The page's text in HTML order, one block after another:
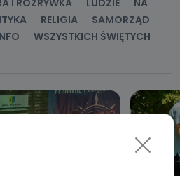
I ROZRYWKA LUDZIE
NA
RELIGIA
SAMORZĄD
WSZYSTKICH ŚWIĘTYCH